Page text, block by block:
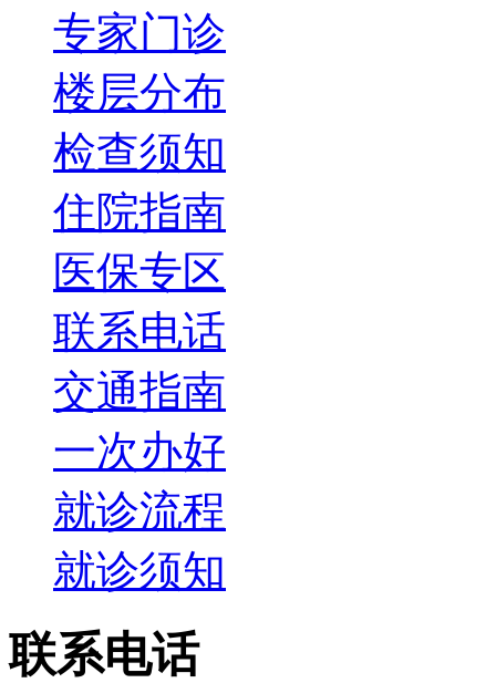
专家门诊
楼层分布
检查须知
住院指南
医保专区
联系电话
交通指南
一次办好
就诊流程
就诊须知
联系电话